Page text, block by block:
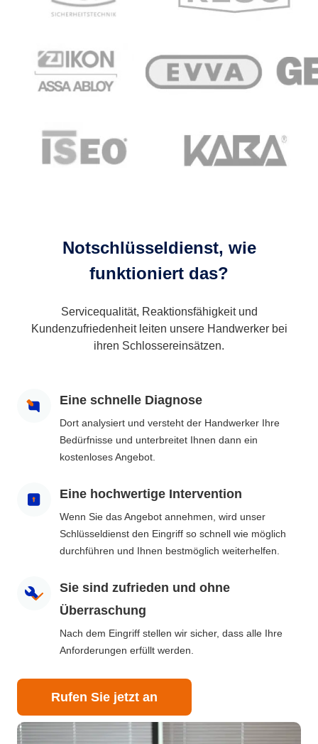
Notschlüsseldienst, wie
funktioniert das?
Servicequalität, Reaktionsfähigkeit und
Kundenzufriedenheit leiten unsere Handwerker bei
ihren Schlossereinsätzen.
Eine schnelle Diagnose
Dort analysiert und versteht der Handwerker Ihre
Bedürfnisse und unterbreitet Ihnen dann ein
kostenloses Angebot.
Eine hochwertige Intervention
Wenn Sie das Angebot annehmen, wird unser
Schlüsseldienst den Eingriff so schnell wie möglich
durchführen und Ihnen bestmöglich weiterhelfen.
Sie sind zufrieden und ohne
Überraschung
Nach dem Eingriff stellen wir sicher, dass alle Ihre
Anforderungen erfüllt werden.
Rufen Sie jetzt an